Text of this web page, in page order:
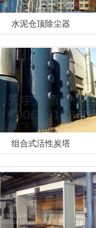
水泥仓顶除尘器
组合式活性炭塔